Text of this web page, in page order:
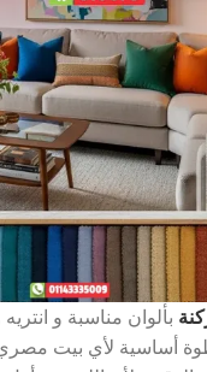
بألوان مناسبة و
أساسية لأي بيت